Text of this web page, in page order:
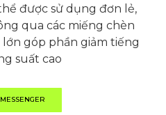
được sử dụng đơn lẻ,
qua các miếng chèn
góp phần giảm tiếng
suất cao